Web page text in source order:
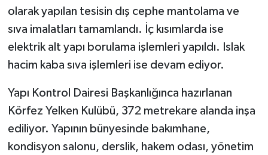
olarak yapılan tesisin dış cephe mantolama ve
sıva imalatları tamamlandı. İç kısımlarda ise
elektrik alt yapı borulama işlemleri yapıldı. Islak
hacim kaba sıva işlemleri ise devam ediyor.
Yapı Kontrol Dairesi Başkanlığınca hazırlanan
Körfez Yelken Kulübü, 372 metrekare alanda inşa
ediliyor. Yapının bünyesinde bakımhane,
kondisyon salonu, derslik, hakem odası, yönetim